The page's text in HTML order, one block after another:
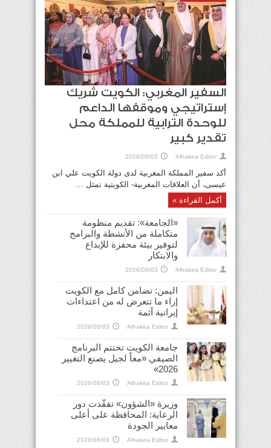
السفير المغربي: الكويت شريك
إستراتيجي وموقفها الداعم
للوحدة الترابية للمملكة محل
تقدير كبير
Alhakea Editor
2026/08/03
أكد سفير المملكة المغربية لدى دولة الكويت علي ابن
عيسى، أن العلاقات المغربية- الكويتية تمثل ...
أكمل القراءة »
«الجامعة»: تقديم منظومة
متكاملة من الأنشطة والبرامج
لتوفير بيئة محفزة للإبداع
والابتكار
Alhakea Editor
2026/08/03
اليمن: تضامن كامل مع الكويت
إزاء ما تتعرض له من اعتداءات
إيرانية آثمة
Alhakea Editor
2026/08/03
جامعة الكويت تختتم البرنامج
الصيفي «معاً لجيل يصنع التغيير
2026»
Alhakea Editor
2026/08/03
وزيرة «الشؤون» تفقّدت دور
الرعاية: المحافظة على أعلى
معايير الجودة
Alhakea Editor
2026/08/03